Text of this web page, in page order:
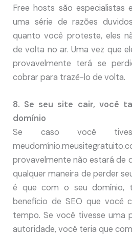
Free hosts são especialistas
uma série de razões
quanto você proteste, eles
de volta no ar. Uma vez que
provavelmente terá se
cobrar para trazê-lo de volta.
8. Se seu site cair, você
domínio
Se caso você
provavelmente não estará de
qualquer maneira de perder
é que com o seu domínio,
benefício de SEO que você
tempo. Se você tivesse uma
autoridade, você teria que